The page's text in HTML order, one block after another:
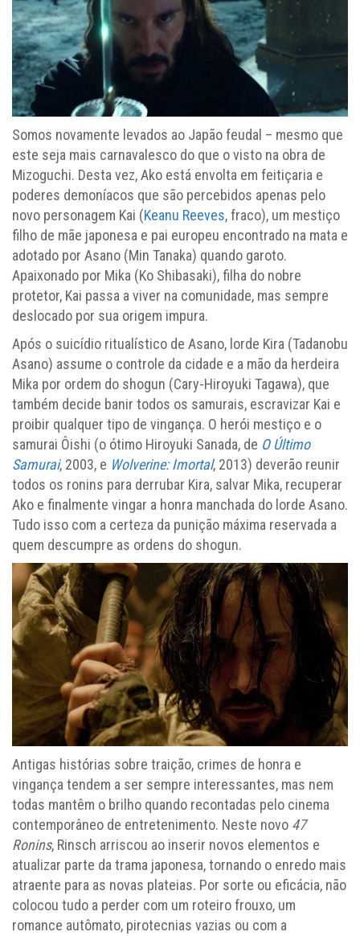
Somos novamente levados ao Japão feudal – mesmo que
este seja mais carnavalesco do que o visto na obra de
Mizoguchi. Desta vez, Ako está envolta em feitiçaria e
poderes demoníacos que são percebidos apenas pelo
novo personagem Kai (Keanu Reeves, fraco), um mestiço
filho de mãe japonesa e pai europeu encontrado na mata e
adotado por Asano (Min Tanaka) quando garoto.
Apaixonado por Mika (Ko Shibasaki), filha do nobre
protetor, Kai passa a viver na comunidade, mas sempre
deslocado por sua origem impura.
Após o suicídio ritualístico de Asano, lorde Kira (Tadanobu
Asano) assume o controle da cidade e a mão da herdeira
Mika por ordem do shogun (Cary-Hiroyuki Tagawa), que
também decide banir todos os samurais, escravizar Kai e
proibir qualquer tipo de vingança. O herói mestiço e o
samurai Ôishi (o ótimo Hiroyuki Sanada, de O Último
Samurai, 2003, e Wolverine: Imortal, 2013) deverão reunir
todos os ronins para derrubar Kira, salvar Mika, recuperar
Ako e finalmente vingar a honra manchada do lorde Asano.
Tudo isso com a certeza da punição máxima reservada a
quem descumpre as ordens do shogun.
Antigas histórias sobre traição, crimes de honra e
vingança tendem a ser sempre interessantes, mas nem
todas mantêm o brilho quando recontadas pelo cinema
contemporâneo de entretenimento. Neste novo 47
Ronins, Rinsch arriscou ao inserir novos elementos e
atualizar parte da trama japonesa, tornando o enredo mais
atraente para as novas plateias. Por sorte ou eficácia, não
colocou tudo a perder com um roteiro frouxo, um
romance autômato, pirotecnias vazias ou com a